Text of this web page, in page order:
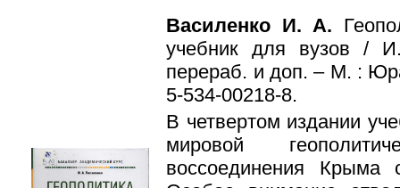
Василенко И. А.
учебник для вузов /
перераб. и доп. – М. :
5-534-00218-8.
В четвертом издании
мировой
воссоединения